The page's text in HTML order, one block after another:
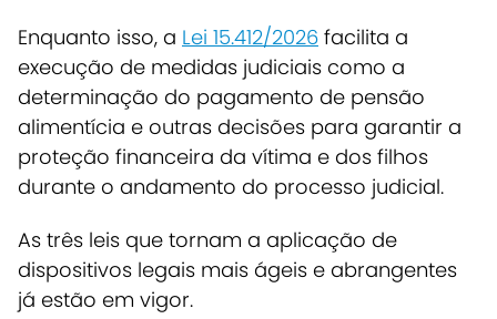
Enquanto isso, a Lei 15.412/2026 facilita a
execução de medidas judiciais como a
determinação do pagamento de pensão
alimentícia e outras decisões para garantir a
proteção financeira da vítima e dos filhos
durante o andamento do processo judicial.
As três leis que tornam a aplicação de
dispositivos legais mais ágeis e abrangentes
já estão em vigor.